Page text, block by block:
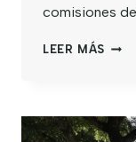
comisiones
LEER MÁS